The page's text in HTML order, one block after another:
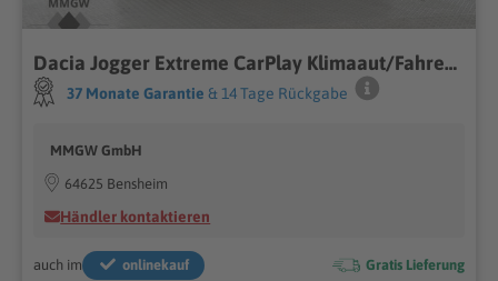
Dacia Jogger Extreme CarPlay Klimaaut/Fahrerprofil/DAB
37 Monate Garantie & 14 Tage Rückgabe
MMGW GmbH
64625 Bensheim
Händler kontaktieren
auch im onlinekauf Gratis Lieferung